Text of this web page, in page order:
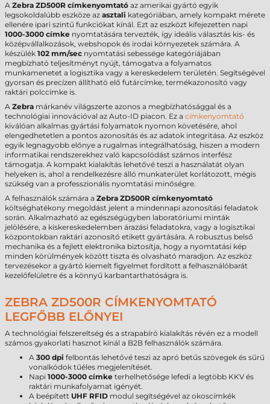
A Zebra ZD500R címkenyomtató az amerikai gyártó egyik
legsokoldalúbb eszköze az asztali kategóriában, amely kompakt mérete
ellenére ipari szintű funkciókat kínál. Ezt az eszközt kifejezetten napi
1000-3000 címke nyomtatására tervezték, így ideális választás kis- és
középvállalkozások, webshopok és irodai környezetek számára. A
készülék 102 mm/sec nyomtatási sebessége kategóriájában
megbízható teljesítményt nyújt, támogatva a folyamatos
munkamenetet a logisztika vagy a kereskedelem területén. Segítségével
gyorsan és precízen állítható elő futárcímke, termékazonosító vagy
raktári polccímke is.
A Zebra márkanév világszerte azonos a megbízhatósággal és a
technológiai innovációval az Auto-ID piacon. Ez a címkenyomtató
kiválóan alkalmas gyártási folyamatok nyomon követésére, ahol
elengedhetetlen a pontos azonosítás és az adatok integritása. Az eszköz
egyik legnagyobb előnye a rugalmas integrálhatóság, hiszen a modern
informatikai rendszerekhez való kapcsolódást számos interfész
támogatja. A kompakt kialakítás lehetővé teszi a használatát olyan
helyeken is, ahol a rendelkezésre álló munkaterület korlátozott, mégis
szükség van a professzionális nyomtatási minőségre.
A felhasználók számára a Zebra ZD500R címkenyomtató
költséghatékony megoldást jelent a mindennapi azonosítási feladatok
során. Alkalmazható az egészségügyben laboratóriumi minták
jelölésére, a kiskereskedelemben árazási feladatokra, vagy a logisztikai
központokban raktári azonosító etikett gyártására. A robusztus belső
mechanika és a fejlett elektronika biztosítja, hogy a nyomtatási kép
minden körülmények között tiszta és olvasható maradjon. Az eszköz
tervezésekor a gyártó kiemelt figyelmet fordított a felhasználóbarát
kezelőfelületre és a könnyű karbantarthatóságra is.
ZEBRA ZD500R CÍMKENYOMTATÓ
LEGFŐBB ELŐNYEI
A technológiai felszereltség és a strapabíró kialakítás révén ez a modell
számos gyakorlati hasznot kínál a B2B felhasználók számára.
A 300 dpi felbontás lehetővé teszi az apró betűs szövegek és sűrű
vonalkódok tűéles megjelenítését.
Napi 1000-3000 címke terhelhetősége lefedi a legtöbb KKV és
raktári munkafolyamat igényét.
A beépített UHF RFID modul segítségével az okoscímkék